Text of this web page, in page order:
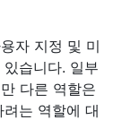
자 지정 및 미
습니다. 일부
다른 역할은
는 역할에 대